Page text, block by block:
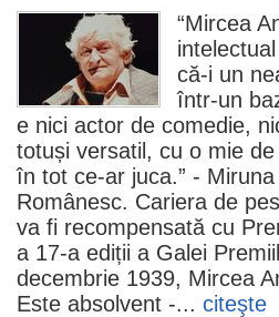
“Mircea
că-i un
într-un
e nici actor de comedie,
totuși versatil, cu o mie
în tot ce-ar juca.” -
Românesc. Cariera de
va fi recompensată cu
a 17-a ediții a Galei
decembrie 1939, Mircea
Este absolvent -... citeşte